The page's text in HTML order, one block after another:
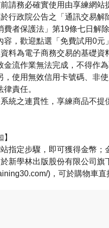
請務必確實使用由享練網站
行政院公告之「通訊交易
費者保護法」第19條七日解
容，歡迎點選「免費試用0元
料為電子商務交易的基礎
金流作業無法完成，不得作
，使用無效信用卡號碼、非
責任。
統之連貫性，享練商品不提
指定步驟，即可獲得金幣；
新學林出版股份有限公司
)，可於購物車直